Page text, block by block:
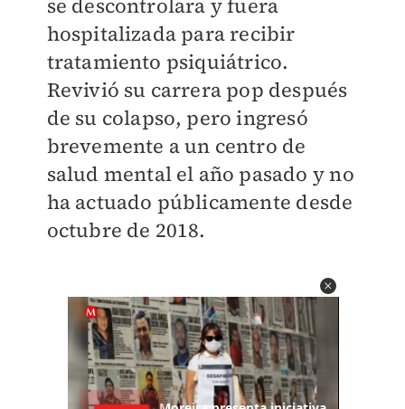
hospitalizada para recibir
tratamiento psiquiátrico.
Revivió su carrera pop después
de su colapso, pero ingresó
brevemente a un centro de
salud mental el año pasado y no
ha actuado públicamente desde
octubre de 2018.